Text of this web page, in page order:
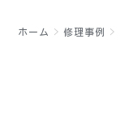
ホーム 修理事例